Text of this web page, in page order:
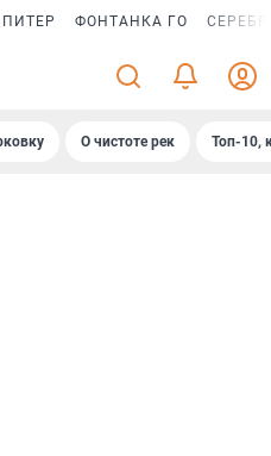
ФОНТАНКА ГО
О чистоте рек Топ-10,